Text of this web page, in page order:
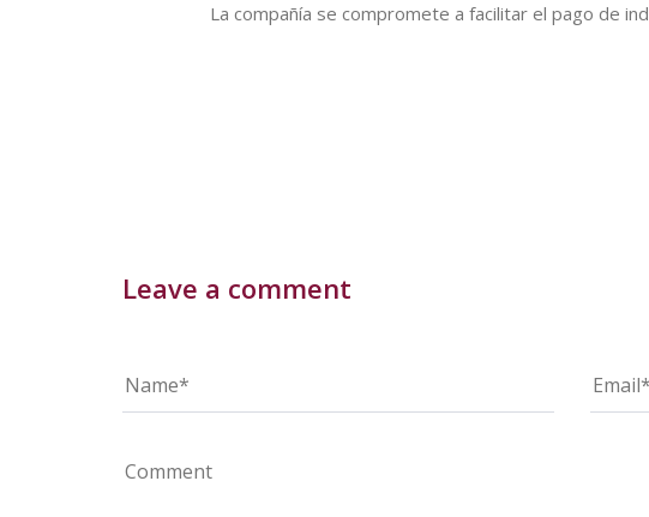
La compañía se compromete a facilitar el pago de
Leave a comment